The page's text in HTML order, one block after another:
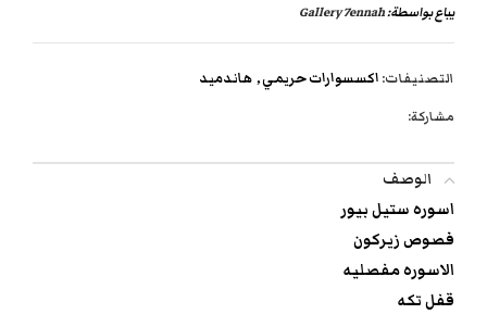
يباع بواسطة:Gallery 7ennah
التصنيفات: اكسسوارات حريمي, هاندميد
مشاركة:
الوصف
اسوره ستيل بيور
فصوص زيركون
الاسوره مفصليه
قفل تكه